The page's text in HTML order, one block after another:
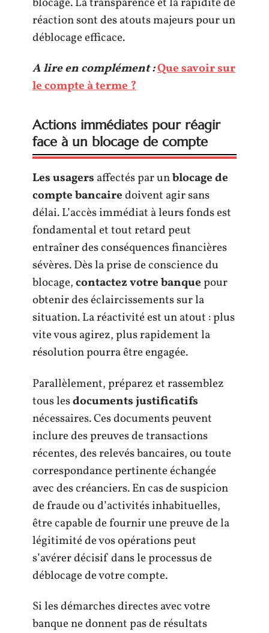
réaction sont des atouts majeurs pour un
déblocage efficace.
A lire en complément :Que savoir sur
le compte à terme ?
Actions immédiates pour réagir
face à un blocage de compte
Les usagers affectés par unblocage de
compte bancairedoivent agir sans
délai. L’accès immédiat à leurs fonds est
fondamental et tout retard peut
entraîner des conséquences financières
sévères. Dès la prise de conscience du
blocage,contactez votre banquepour
obtenir des éclaircissements sur la
situation. La réactivité est un atout : plus
vite vous agirez, plus rapidement la
résolution pourra être engagée.
Parallèlement, préparez et rassemblez
tous lesdocuments justificatifs
nécessaires. Ces documents peuvent
inclure des preuves de transactions
récentes, des relevés bancaires, ou toute
correspondance pertinente échangée
avec des créanciers. En cas de suspicion
de fraude ou d’activités inhabituelles,
être capable de fournir une preuve de la
légitimité de vos opérations peut
s’avérer décisif dans le processus de
déblocage de votre compte.
Si les démarches directes avec votre
banque ne donnent pas de résultats